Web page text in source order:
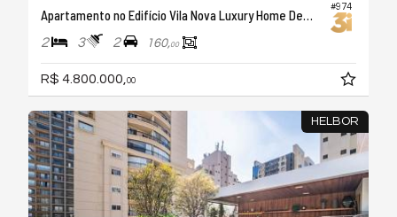
#974
Apartamento no Edifício Vila Nova Luxury Home Design
2 3 2 160,00
R$ 4.800.000, 00
HELBOR